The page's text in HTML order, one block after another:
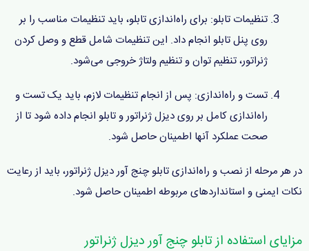
تنظیمات تابلو: برای راه‌اندازی تابلو، باید تنظیمات مناسب را بر
روی پنل تابلو انجام داد. این تنظیمات شامل قطع و وصل کردن
ژنراتور، تنظیم توان و تنظیم ولتاژ خروجی می‌شود.
تست و راه‌اندازی: پس از انجام تنظیمات لازم، باید یک تست و
راه‌اندازی کامل بر روی دیزل ژنراتور و تابلو انجام داده شود تا از
صحت عملکرد آنها اطمینان حاصل شود.
در هر مرحله از نصب و راه‌اندازی تابلو چنج آور دیزل ژنراتور، باید از رعایت
نکات ایمنی و استانداردهای مربوطه اطمینان حاصل شود.
مزایای استفاده از تابلو چنج آور دیزل ژنراتور